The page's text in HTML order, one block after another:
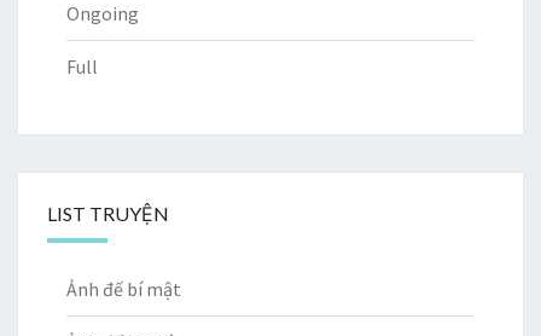
Ongoing
Full
LIST TRUYỆN
Ảnh đế bí mật